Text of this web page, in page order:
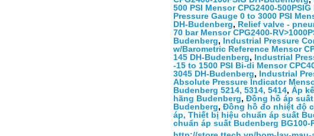
500 PSI Mensor CPG2400-
Pressure Gauge 0 to 3000 PSI
DH-Budenberg, Relief valve -
70 bar Mensor CPG2400-
Budenberg, Industrial Pressure
w/Barometric Reference Mensor
145 DH-Budenberg, Industrial
-15 to 1500 PSI Bi-di Mensor
3045 DH-Budenberg, Industrial
Absolute Pressure Indicator
Budenberg 5214, 5314, 5414, Áp
hãng Budenberg, Đồng hồ áp
Budenberg, Đồng hồ đo nhiệt độ
áp, Thiết bị hiệu chuẩn áp suất
chuẩn áp suất Budenberg BG100-